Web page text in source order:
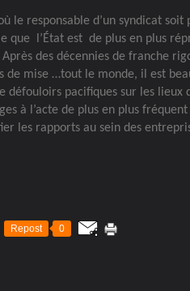
le responsable d’un syndicat soit
que l’État est de plus en plus
des décennies de franche
de mise …tout le monde, il est
défouloirs pacifiques sur les
à l’acte de plus en plus fréquent
les rapports au sein des
Repost 0